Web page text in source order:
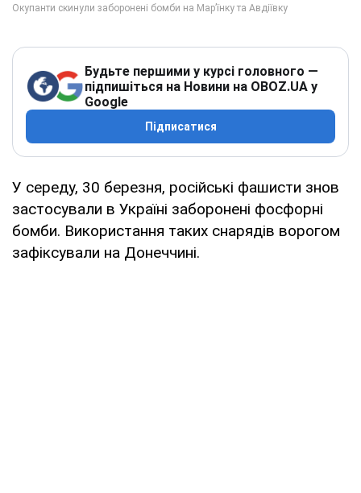
Будьте першими у курсі головного —
підпишіться на Новини на OBOZ.UA у
Google
Підписатися
У середу, 30 березня, російські фашисти знов
застосували в Україні заборонені фосфорні
бомби. Використання таких снарядів ворогом
зафіксували на Донеччині.